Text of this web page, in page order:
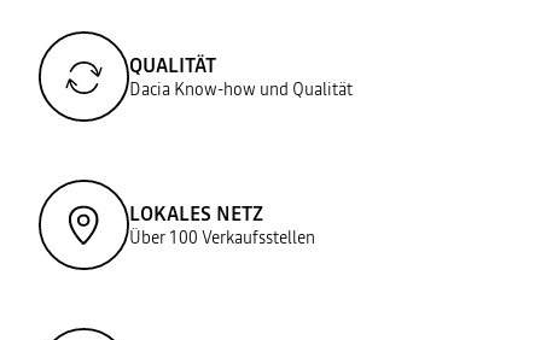
QUALITÄT
Dacia Know-how und Qualität
LOKALES NETZ
Über 100 Verkaufsstellen